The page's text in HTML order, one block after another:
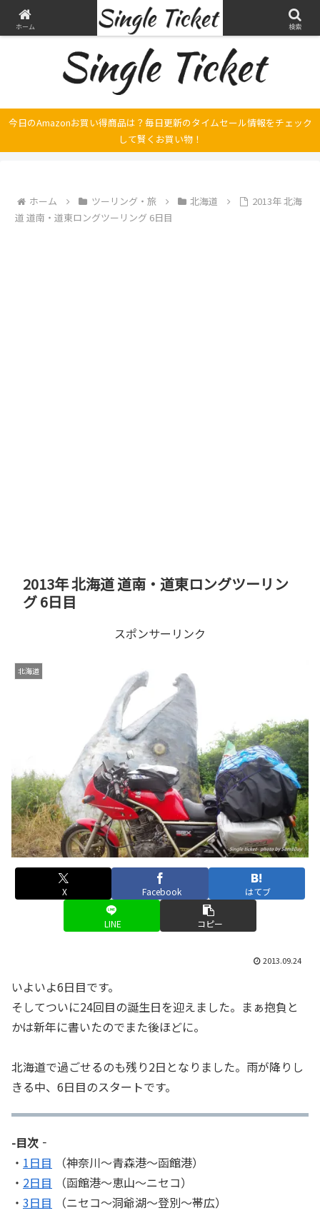
ヤマハ SRX250とFilano115、スバル エクシーガの整備・修理そして旅の記録
今日のAmazonお買い得商品は？毎日更新のタイムセール情報をチェック
して賢くお買い物！
ホーム ツーリング・旅 北海道
2013年 北海
道 道南・道東ロングツーリング 6日目
2013年 北海道 道南・道東ロングツーリン
グ 6日目
スポンサーリンク
北海道
X Facebook はてブ
LINE コピー
2013.09.24
いよいよ6日目です。
そしてついに24回目の誕生日を迎えました。まぁ抱負と
かは新年に書いたのでまた後ほどに。
北海道で過ごせるのも残り2日となりました。雨が降りし
きる中、6日目のスタートです。
-目次‐
・ 1日目 （神奈川～青森港～函館港）
・ 2日目 （函館港～恵山～ニセコ）
・ 3日目 （ニセコ～洞爺湖～登別～帯広）
ホーム 検索